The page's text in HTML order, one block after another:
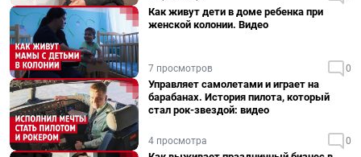
Как живут дети в доме ребенка при
женской колонии. Видео
7 просмотров 0
Управляет самолетами и играет на
барабанах. История пилота, который
стал рок-звездой: видео
4 просмотра 0